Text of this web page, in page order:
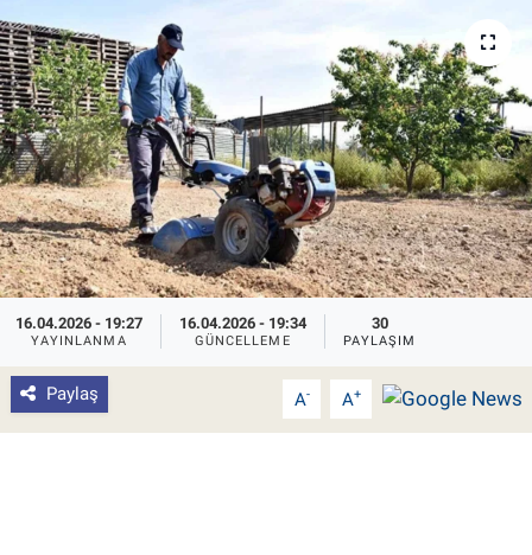
16.04.2026 - 19:27
YAYINLANMA
16.04.2026 - 19:34
GÜNCELLEME
30
PAYLAŞIM
Paylaş A- A+
Pankobirlik
Et fiyatları
Tarım Bilgisi
Yetiştirici Soruyor
Dünyada Tarım
Üretici Birlikleri
Şeker ve Şekerli Mamüller